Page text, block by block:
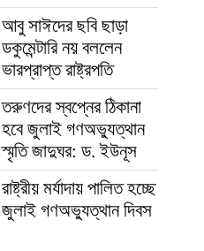
আবু সাঈদের ছবি ছাড়া
ডকুমেন্টারি নয় বললেন
ভারপ্রাপ্ত রাষ্ট্রপতি
তরুণদের স্বপ্নের ঠিকানা
হবে জুলাই গণঅভ্যুত্থান
স্মৃতি জাদুঘর: ড. ইউনূস
রাষ্ট্রীয় মর্যাদায় পালিত হচ্ছে
জুলাই গণঅভ্যুত্থান দিবস